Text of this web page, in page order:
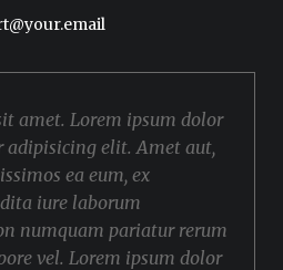
amet. Lorem ipsum dolor
adipisicing elit. Amet aut,
ea eum, ex
iure laborum
numquam pariatur rerum
vel. Lorem ipsum dolor